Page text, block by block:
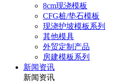
8cm现浇模板
CFG桩/垫石模板
现浇护坡模板系列
其他模具
外贸定制产品
房建模板系列
新闻资讯
新闻资讯